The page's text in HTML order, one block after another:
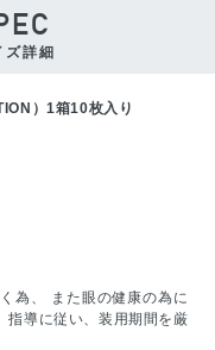
ズ詳細
）1箱10枚入り
為、 また眼の健康の為に
指導に従い、装用期間を厳